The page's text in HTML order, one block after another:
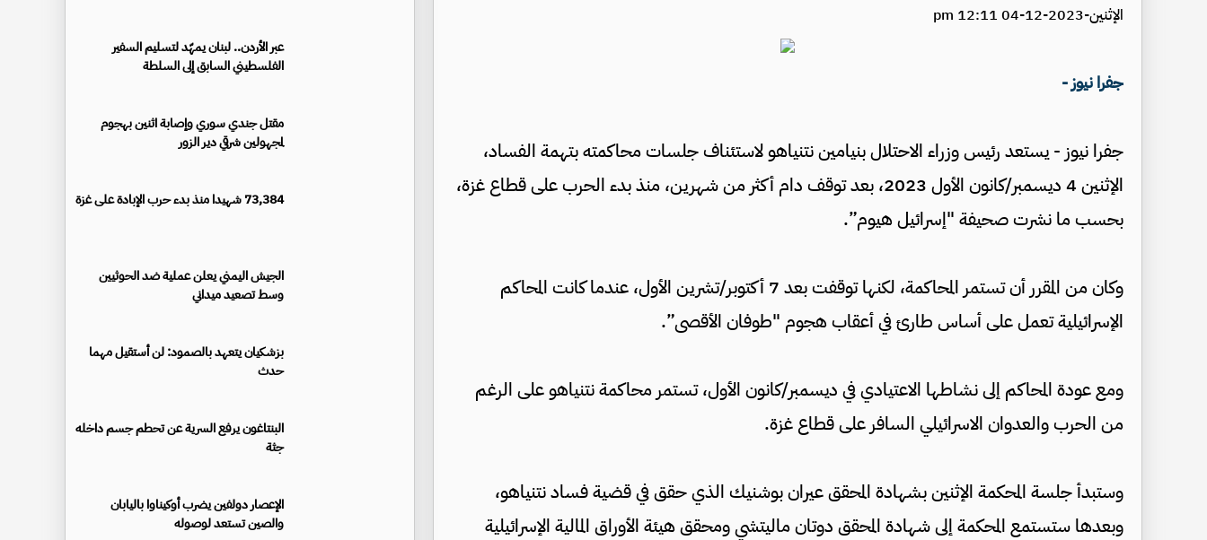
الإثنين-2023-12-04 12:11 pm
جفرا نيوز -
جفرا نيوز - يستعد رئيس وزراء الاحتلال بنيامين نتنياهو لاستئناف جلسات محاكمته بتهمة الفساد،
الإثنين 4 ديسمبر/كانون الأول 2023، بعد توقف دام أكثر من شهرين، منذ بدء الحرب على قطاع غزة،
بحسب ما نشرت صحيفة "إسرائيل هيوم”.
وكان من المقرر أن تستمر المحاكمة، لكنها توقفت بعد 7 أكتوبر/تشرين الأول، عندما كانت المحاكم
الإسرائيلية تعمل على أساس طارئ في أعقاب هجوم "طوفان الأقصى”.
ومع عودة المحاكم إلى نشاطها الاعتيادي في ديسمبر/كانون الأول، تستمر محاكمة نتنياهو على الرغم
من الحرب والعدوان الاسرائيلي السافر على قطاع غزة.
وستبدأ جلسة المحكمة الإثنين بشهادة المحقق عيران بوشنيك الذي حقق في قضية فساد نتنياهو،
وبعدها ستستمع المحكمة إلى شهادة المحقق دوتان ماليتشي ومحقق هيئة الأوراق المالية الإسرائيلية
عبر الأردن.. لبنان يمهّد لتسليم السفير
الفلسطيني السابق إلى السلطة
مقتل جندي سوري وإصابة اثنين بهجوم
لمجهولين شرقي دير الزور
73,384 شهيدا منذ بدء حرب الإبادة على غزة
الجيش اليمني يعلن عملية ضد الحوثيين
وسط تصعيد ميداني
بزشكيان يتعهد بالصمود: لن أستقيل مهما
حدث
البنتاغون يرفع السرية عن تحطم جسم داخله
جثة
الإعصار دولفين يضرب أوكيناوا باليابان
والصين تستعد لوصوله